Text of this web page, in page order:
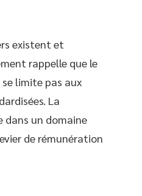
existent et
rappelle que le
limite pas aux
La
dans un domaine
de rémunération